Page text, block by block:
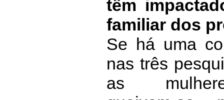
têm
familiar dos
Se há uma
nas três
as